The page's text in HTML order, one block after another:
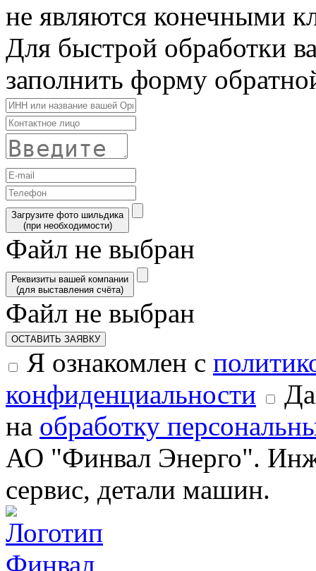
не являются конечными
Для быстрой обработки
заполнить форму
Загрузите фото шильдика
(при необходимости)
Файл не выбран
Реквизиты вашей компании
(для выставления счёта)
Файл не выбран
ОСТАВИТЬ ЗАЯВКУ
Я ознакомлен с
конфиденциальности
на обработку
АО "Финвал Энерго".
сервис, детали машин.